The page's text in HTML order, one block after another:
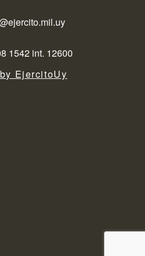
1542 int. 12600
EjercitoUy